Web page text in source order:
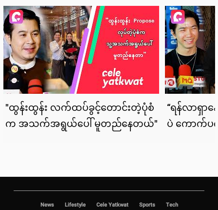
News Lifestyle Cele Yatkwat Sports Tech